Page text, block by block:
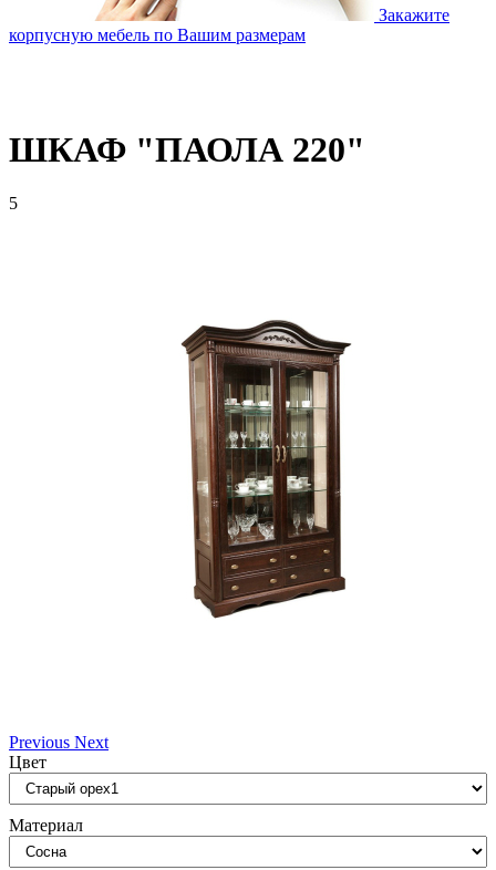
Закажите
корпусную мебель по Вашим размерам
ШКАФ "ПАОЛА 220"
5
Previous Next
Цвет
Материал